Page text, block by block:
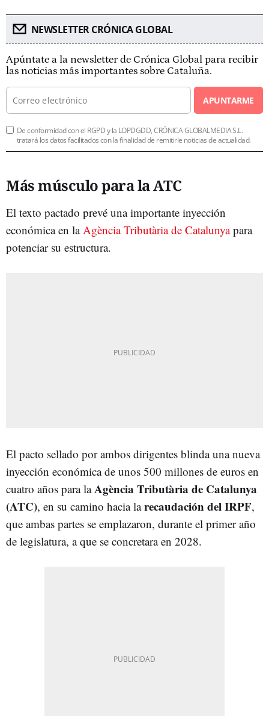
NEWSLETTER CRÓNICA GLOBAL
Apúntate a la newsletter de Crónica Global para recibir
las noticias más importantes sobre Cataluña.
APUNTARME
De conformidad con el RGPD y la LOPDGDD, CRÓNICA GLOBALMEDIA S.L.
tratará los datos facilitados con la finalidad de remitirle noticias de actualidad.
Más músculo para la ATC
El texto pactado prevé una importante inyección
económica en la Agència Tributària de Catalunyapara
potenciar su estructura.
El pacto sellado por ambos dirigentes blinda una nueva
inyección económica de unos 500 millones de euros en
cuatro años para laAgència Tributària de Catalunya
(ATC), en su camino hacia larecaudación delIRPF,
que ambas partes se emplazaron, durante el primer año
de legislatura, a que se concretara en 2028.